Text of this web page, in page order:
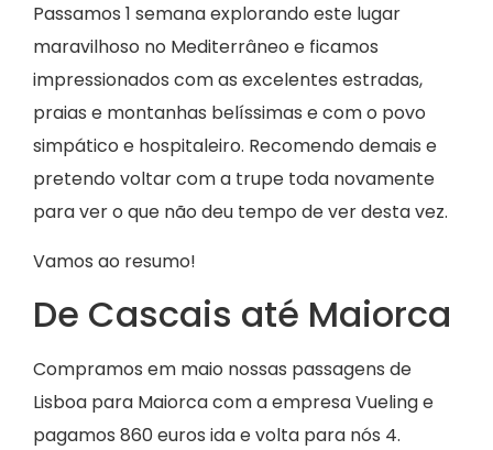
Passamos 1 semana explorando este lugar
maravilhoso no Mediterrâneo e ficamos
impressionados com as excelentes estradas,
praias e montanhas belíssimas e com o povo
simpático e hospitaleiro. Recomendo demais e
pretendo voltar com a trupe toda novamente
para ver o que não deu tempo de ver desta vez.
Vamos ao resumo!
De Cascais até Maiorca
Compramos em maio nossas passagens de
Lisboa para Maiorca com a empresa Vueling e
pagamos 860 euros ida e volta para nós 4.